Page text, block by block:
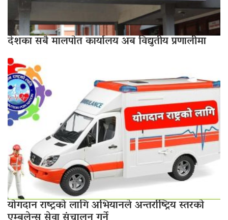
देशका सबै मालपोत कार्यालय अब विद्युतीय प्रणालीमा
योगदान राष्ट्रको लागि अभियानले अन्तर्राष्ट्रिय स्तरको